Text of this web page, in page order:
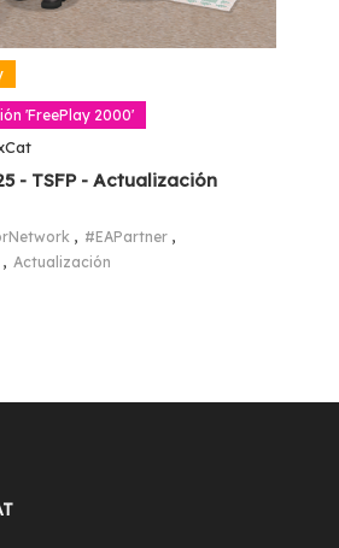
'FreePlay 2000'
- TSFP - Actualización
, #EAPartner ,
, Actualización